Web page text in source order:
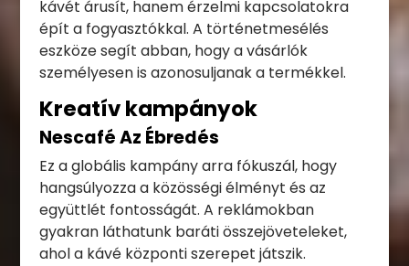
kávét árusít, hanem érzelmi kapcsolatokra
épít a fogyasztókkal. A történetmesélés
eszköze segít abban, hogy a vásárlók
személyesen is azonosuljanak a termékkel.
Kreatív kampányok
Nescafé Az Ébredés
Ez a globális kampány arra fókuszál, hogy
hangsúlyozza a közösségi élményt és az
együttlét fontosságát. A reklámokban
gyakran láthatunk baráti összejöveteleket,
ahol a kávé központi szerepet játszik.